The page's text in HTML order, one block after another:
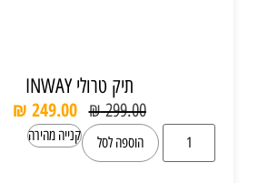
תיק טרולי INWAY
₪299.00
₪ 249.00
הוספה לסל קנייה מהירה